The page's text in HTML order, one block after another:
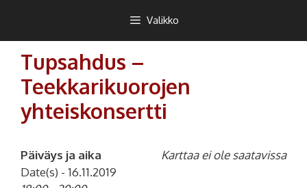
Valikko
Tupsahdus –
Teekkarikuorojen
yhteiskonsertti
Karttaa ei ole saatavissa
Päiväys ja aika
Date(s) - 16.11.2019